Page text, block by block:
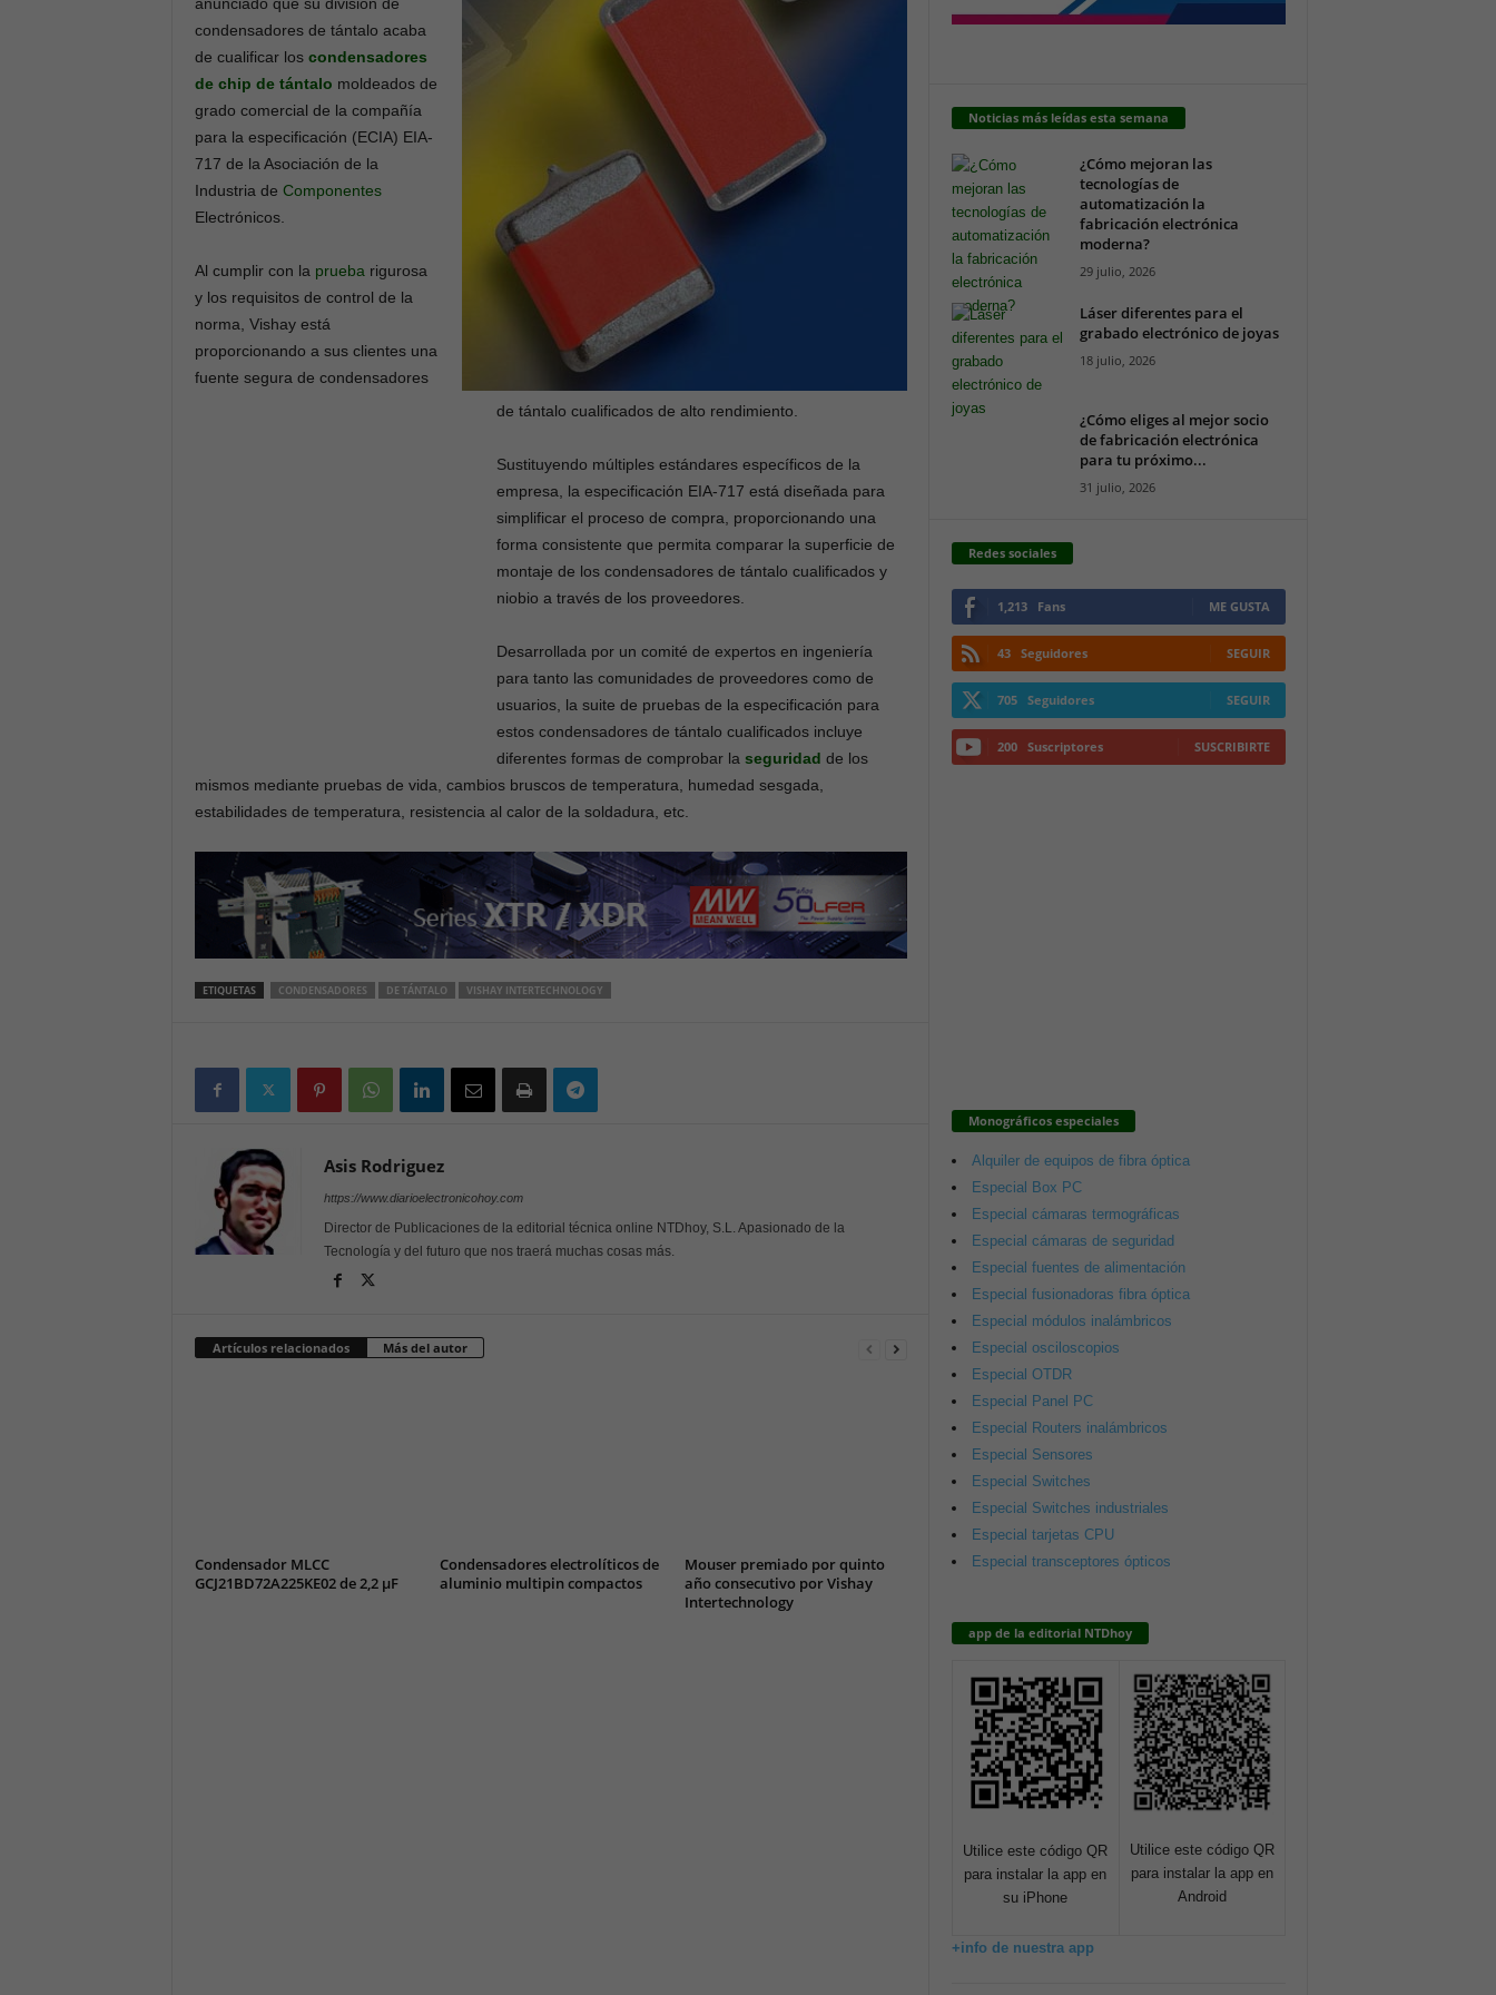
condensadores de tántalo acaba
de cualificar los condensadores
de chip de tántalo moldeados de
grado comercial de la compañía
para la especificación (ECIA) EIA-
717 de la Asociación de la
Industria de Componentes
Electrónicos.
Al cumplir con la prueba rigurosa
y los requisitos de control de la
norma, Vishay está
proporcionando a sus clientes una
fuente segura de condensadores
de tántalo cualificados de alto rendimiento.
Sustituyendo múltiples estándares específicos de la
empresa, la especificación EIA-717 está diseñada para
simplificar el proceso de compra, proporcionando una
forma consistente que permita comparar la superficie de
montaje de los condensadores de tántalo cualificados y
niobio a través de los proveedores.
Desarrollada por un comité de expertos en ingeniería
para tanto las comunidades de proveedores como de
usuarios, la suite de pruebas de la especificación para
estos condensadores de tántalo cualificados incluye
diferentes formas de comprobar la seguridad de los
mismos mediante pruebas de vida, cambios bruscos de temperatura, humedad sesgada,
estabilidades de temperatura, resistencia al calor de la soldadura, etc.
ETIQUETAS CONDENSADORES DE TÁNTALO VISHAY INTERTECHNOLOGY
Asis Rodriguez
https://www.diarioelectronicohoy.com
Director de Publicaciones de la editorial técnica online NTDhoy, S.L. Apasionado de la
Tecnología y del futuro que nos traerá muchas cosas más.
Artículos relacionados Más del autor
Condensador MLCC
GCJ21BD72A225KE02 de 2,2 µF
Condensadores electrolíticos de
aluminio multipin compactos
Mouser premiado por quinto
año consecutivo por Vishay
Intertechnology
Noticias más leídas esta semana
¿Cómo mejoran las
tecnologías de
automatización la
fabricación electrónica
moderna?
29 julio, 2026
Láser diferentes para el
grabado electrónico de joyas
18 julio, 2026
¿Cómo eliges al mejor socio
de fabricación electrónica
para tu próximo...
31 julio, 2026
Redes sociales
1,213 Fans ME GUSTA
43 Seguidores SEGUIR
705 Seguidores SEGUIR
200 Suscriptores SUSCRIBIRTE
Monográficos especiales
Alquiler de equipos de fibra óptica
Especial Box PC
Especial cámaras termográficas
Especial cámaras de seguridad
Especial fuentes de alimentación
Especial fusionadoras fibra óptica
Especial módulos inalámbricos
Especial osciloscopios
Especial OTDR
Especial Panel PC
Especial Routers inalámbricos
Especial Sensores
Especial Switches
Especial Switches industriales
Especial tarjetas CPU
Especial transceptores ópticos
app de la editorial NTDhoy
Utilice este código QR
para instalar la app en
su iPhone
Utilice este código QR
para instalar la app en
Android
+info de nuestra app